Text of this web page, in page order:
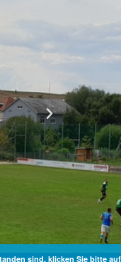
sind, klicken Sie bitte